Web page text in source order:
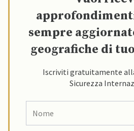
sempre
geografiche di
Iscriviti gratuitamente
Sicurezza